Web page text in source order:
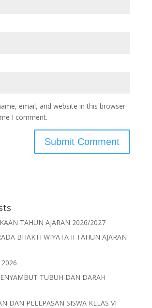
email, and website in this browser
I comment.
TAHUN AJARAN 2026/2027
BHAKTI WIYATA II TAHUN AJARAN
2026
TUBUH DAN DARAH
DAN PELEPASAN SISWA KELAS VI